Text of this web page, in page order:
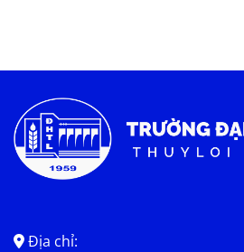
Địa chỉ: